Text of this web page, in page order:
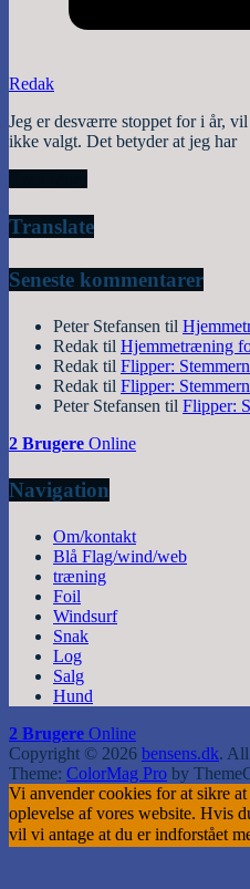
Redak
Jeg er desværre stoppet for i år,
ikke valgt. Det betyder at jeg har
Translate
Seneste kommentarer
Peter Stefansen til
Redak til Hjemmetræning
Redak til Flipper:
Redak til Flipper:
Peter Stefansen til Flipper:
2 Brugere Online
Navigation
Om/kontakt
Blå Flag/wind/web
træning
Foil
Windsurf
Snak
Log
Salg
Hund
2 Brugere Online
Copyright © 2026 bensens.dk. All
Theme: ColorMag Pro by
Vi anvender cookies for at sikre
oplevelse af vores website. Hvis
vil vi antage at du er indforstået